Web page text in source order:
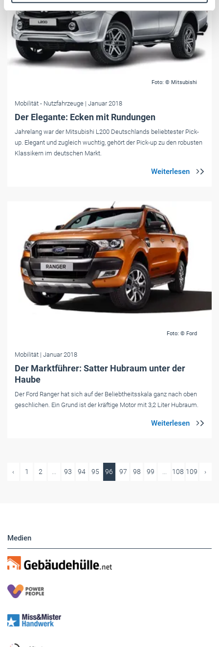
Weitere Informationen:Impressum Datenschutz
Foto: © Mitsubishi
Mobilität - Nutzfahrzeuge | Januar 2018
Der Elegante: Ecken mit Rundungen
Jahrelang war der Mitsubishi L200 Deutschlands beliebtester Pick-
up. Elegant und zugleich wuchtig, gehört der Pick-up zu den robusten
Klassikern im deutschen Markt.
Foto: © Ford
Mobilität | Januar 2018
Der Marktführer: Satter Hubraum unter der
Haube
Der Ford Ranger hat sich auf der Beliebtheitsskala ganz nach oben
geschlichen. Ein Grund ist der kräftige Motor mit 3,2 Liter Hubraum.
‹ 1 2 ... 93 94 95 96 97 98 99 ... 108 109 ›
Medien